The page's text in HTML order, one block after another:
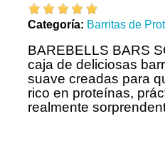
Categoría Barritas de
BAREBELLS BARS
caja de deliciosas
suave creadas para
rico en proteínas,
realmente